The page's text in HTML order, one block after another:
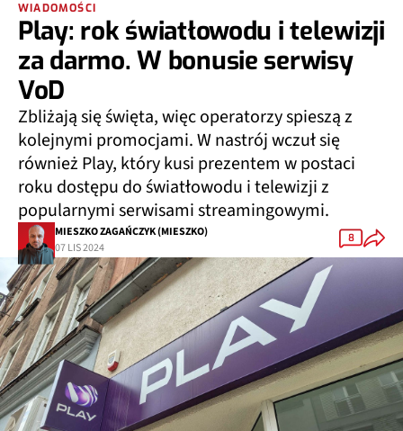
WIADOMOŚCI
Play: rok światłowodu i telewizji
za darmo. W bonusie serwisy
VoD
Zbliżają się święta, więc operatorzy spieszą z
kolejnymi promocjami. W nastrój wczuł się
również Play, który kusi prezentem w postaci
roku dostępu do światłowodu i telewizji z
popularnymi serwisami streamingowymi.
MIESZKO ZAGAŃCZYK (MIESZKO)
07 LIS 2024
8